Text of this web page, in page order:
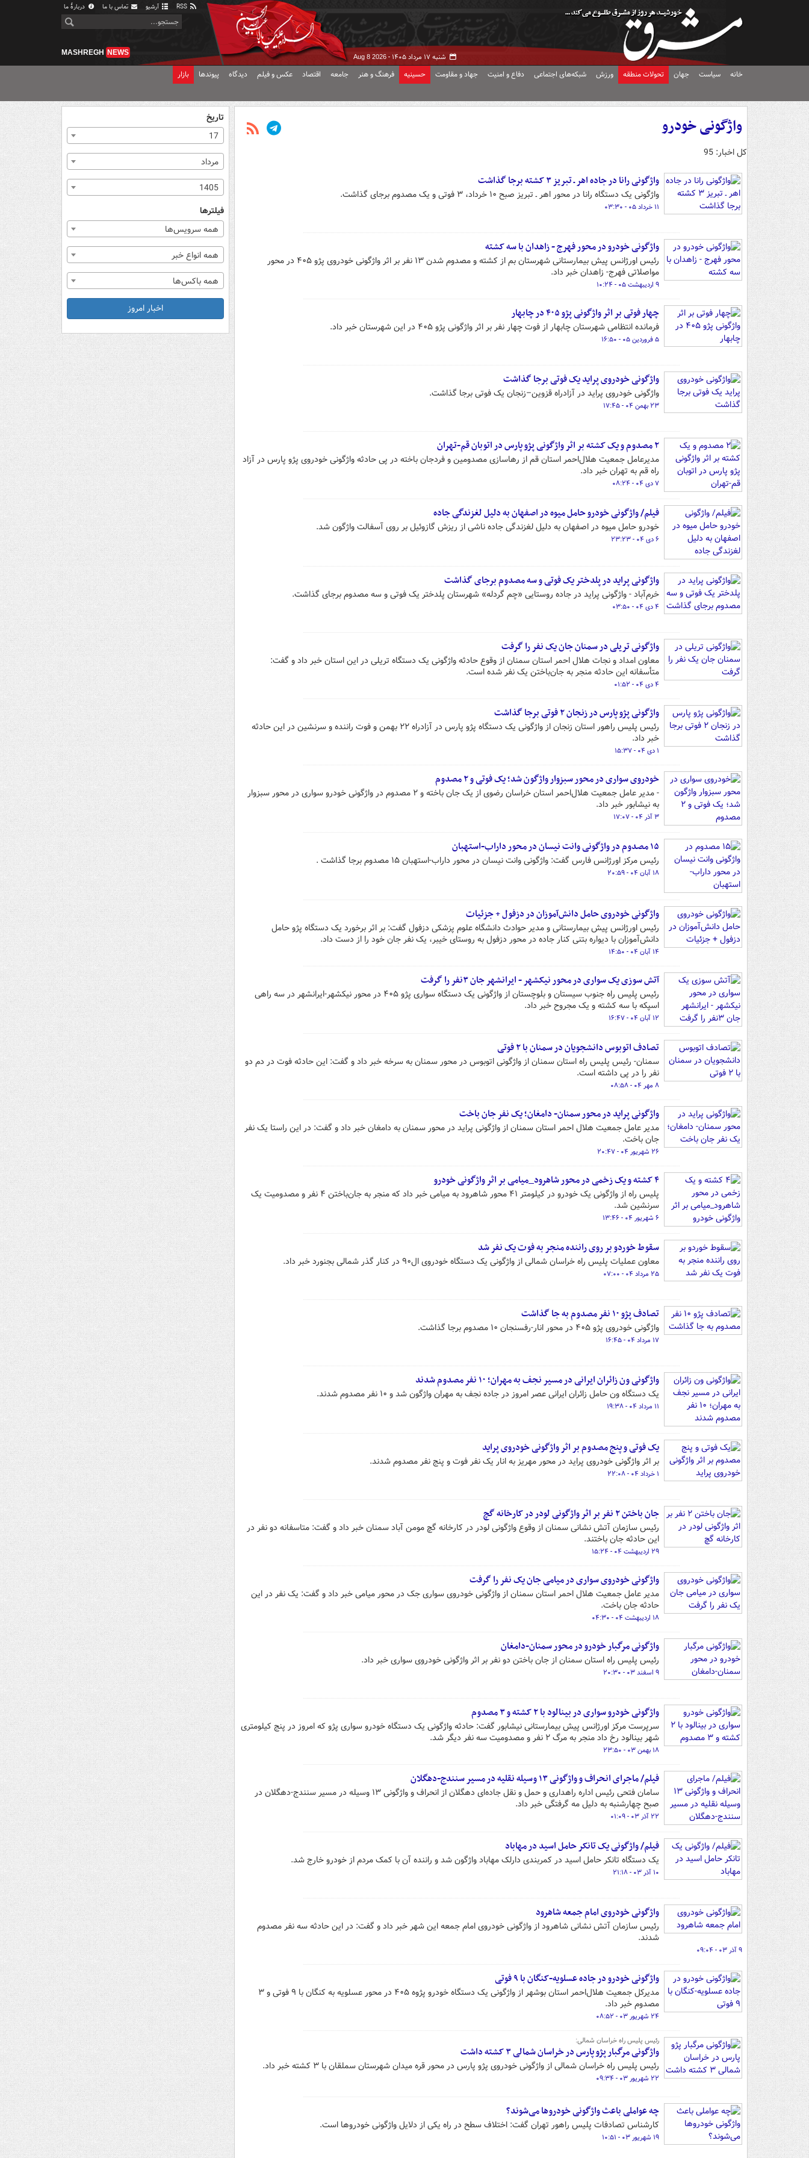
آرشیو تماس با ما دربارهٔ ما
شنبه ۱۷ مرداد ۱۴۰۵ - Aug 8 2026
MASHREGH NEWS
خانه سیاست جهان تحولات منطقه ورزش شبکه‌های اجتماعی دفاع و امنیت جهاد و مقاومت حسینیه فرهنگ و هنر جامعه اقتصاد عکس و فیلم دیدگاه پیوندها بازار
واژگونی خودرو
کل اخبار: 95
واژگونی رانا در جاده اهر ـ تبریز ۳ کشته برجا گذاشت
واژگونی یک دستگاه رانا در محور اهر ـ تبریز صبح ۱۰ خرداد، ۳ فوتی و یک مصدوم برجای گذاشت.
۱۱ خرداد ۰۵ - ۰۳:۳۰
واژگونی خودرو در محور فهرج - زاهدان با سه کشته
رئیس اورژانس پیش بیمارستانی شهرستان بم از کشته و مصدوم شدن ۱۳ نفر بر اثر واژگونی خودروی پژو ۴۰۵ در محور
مواصلاتی فهرج- زاهدان خبر داد.
۹ اردیبهشت ۰۵ - ۱۰:۲۴
چهار فوتی بر اثر واژگونی پژو ۴۰۵ در چابهار
فرمانده انتظامی شهرستان چابهار از فوت چهار نفر بر اثر واژگونی پژو ۴۰۵ در این شهرستان خبر داد.
۵ فروردین ۰۵ - ۱۶:۵۰
واژگونی خودروی پراید یک فوتی برجا گذاشت
واژگونی خودروی پراید در آزادراه قزوین–زنجان یک فوتی برجا گذاشت.
۲۳ بهمن ۰۴ - ۱۷:۴۵
۲ مصدوم و یک کشته بر اثر واژگونی پژو پارس در اتوبان قم-تهران
مدیرعامل جمعیت هلال‌احمر استان قم از رهاسازی مصدومین و فردجان باخته در پی حادثه واژگونی خودروی پژو پارس در آزاد
راه قم به تهران خبر داد.
۷ دی ۰۴ - ۰۸:۲۴
فیلم/ واژگونی خودرو حامل میوه در اصفهان به دلیل لغزندگی جاده
خودرو حامل میوه در اصفهان به دلیل لغزندگی جاده ناشی از ریزش گازوئیل بر روی آسفالت واژگون شد.
۶ دی ۰۴ - ۲۳:۲۳
واژگونی پراید در پلدختر یک فوتی و سه مصدوم برجای گذاشت
خرم‌آباد - واژگونی پراید در جاده روستایی «چم گردله» شهرستان پلدختر یک فوتی و سه مصدوم برجای گذاشت.
۴ دی ۰۴ - ۰۳:۵۰
واژگونی تریلی در سمنان جان یک نفر را گرفت
معاون امداد و نجات هلال احمر استان سمنان از وقوع حادثه واژگونی یک دستگاه تریلی در این استان خبر داد و گفت:
متأسفانه این حادثه منجر به جان‌باختن یک نفر شده است.
۴ دی ۰۴ - ۰۱:۵۲
واژگونی پژو پارس در زنجان ۲ فوتی برجا گذاشت
رئیس پلیس راهور استان زنجان از واژگونی یک دستگاه پژو پارس در آزادراه ۲۲ بهمن و فوت راننده و سرنشین در این حادثه
خبر داد.
۱ دی ۰۴ - ۱۵:۳۷
خودروی سواری در محور سبزوار واژگون شد؛ یک فوتی و ۲ مصدوم
- مدیر عامل جمعیت هلال‌احمر استان خراسان رضوی از یک جان باخته و ۲ مصدوم در واژگونی خودرو سواری در محور سبزوار
به نیشابور خبر داد.
۳ آذر ۰۴ - ۱۷:۰۷
۱۵ مصدوم در واژگونی وانت نیسان در محور داراب-استهبان
رئیس مرکز اورژانس فارس گفت: واژگونی وانت نیسان در محور داراب-استهبان ۱۵ مصدوم برجا گذاشت .
۱۸ آبان ۰۴ - ۲۰:۵۹
واژگونی خودروی حامل دانش‌آموزان در دزفول + جزئیات
رئیس اورژانس پیش بیمارستانی و مدیر حوادث دانشگاه علوم پزشکی دزفول گفت: بر اثر برخورد یک دستگاه پژو حامل
دانش‌آموزان با دیواره بتنی کنار جاده در محور دزفول به روستای خیبر، یک نفر جان خود را از دست داد.
۱۴ آبان ۰۴ - ۱۴:۵۰
آتش سوزی یک سواری در محور نیکشهر - ایرانشهر جان ۳نفر را گرفت
رئیس پلیس راه جنوب سیستان و بلوچستان از واژگونی یک دستگاه سواری پژو ۴۰۵ در محور نیکشهر-ایرانشهر در سه راهی
اسپکه با سه کشته و یک مجروح خبر داد.
۱۲ آبان ۰۴ - ۱۶:۴۷
تصادف ‌اتوبوس دانشجویان در سمنان با ۲ فوتی
سمنان- رئیس پلیس راه استان سمنان از واژگونی اتوبوس در محور سمنان به سرخه خبر داد و گفت: این حادثه فوت در دم دو
نفر را در پی داشته است.
۸ مهر ۰۴ - ۰۸:۵۸
واژگونی پراید در محور سمنان- دامغان؛ یک نفر جان باخت
مدیر عامل جمعیت هلال احمر استان سمنان از واژگونی پراید در محور سمنان به دامغان خبر داد و گفت: در این راستا یک نفر
جان باخت.
۲۶ شهریور ۰۴ - ۲۰:۴۷
۴ کشته و یک زخمی در محور شاهرود_میامی بر اثر واژگونی خودرو
پلیس راه از واژگونی یک خودرو در کیلومتر ۴۱ محور شاهرود به میامی خبر داد که منجر به جان‌باختن ۴ نفر و مصدومیت یک
سرنشین شد.
۶ شهریور ۰۴ - ۱۳:۴۶
سقوط خوردو بر روی راننده منجر به فوت یک نفر شد
معاون عملیات پلیس راه خراسان شمالی از واژگونی یک دستگاه خودروی ال۹۰ در کنار گذر شمالی بجنورد خبر داد.
۲۵ مرداد ۰۴ - ۰۷:۰۰
تصادف پژو ۱۰ نفر مصدوم به جا گذاشت
واژگونی خودروی پژو ۴۰۵ در محور انار-رفسنجان ۱۰ مصدوم برجا گذاشت.
۱۷ مرداد ۰۴ - ۱۶:۴۵
واژگونی ون زائران ایرانی در مسیر نجف به مهران؛ ۱۰ نفر مصدوم شدند
یک دستگاه ون حامل زائران ایرانی عصر امروز در جاده نجف به مهران واژگون شد و ۱۰ نفر مصدوم شدند.
۱۱ مرداد ۰۴ - ۱۹:۳۸
یک فوتی و پنج مصدوم بر اثر واژگونی خودروی پراید
بر اثر واژگونی خودروی پراید در محور مهریز به انار یک نفر فوت و پنج نفر مصدوم شدند.
۱ خرداد ۰۴ - ۲۲:۰۸
جان باختن ۲ نفر بر اثر واژگونی لودر در کارخانه گچ
رئیس سازمان آتش نشانی سمنان از وقوع واژگونی لودر در کارخانه گچ مومن آباد سمنان خبر داد و گفت: متاسفانه دو نفر در
این حادثه جان باختند.
۲۹ اردیبهشت ۰۴ - ۱۵:۲۴
واژگونی خودروی سواری در میامی جان یک نفر را گرفت
مدیر عامل جمعیت هلال احمر استان سمنان از واژگونی خودروی سواری جک در محور میامی خبر داد و گفت: یک نفر در این
حادثه جان باخت.
۱۸ اردیبهشت ۰۴ - ۰۴:۳۰
واژگونی مرگبار خودرو در محور سمنان-دامغان
رئیس پلیس راه استان سمنان از جان باختن دو نفر بر اثر واژگونی خودروی سواری خبر داد.
۹ اسفند ۰۳ - ۲۰:۳۰
واژگونی خودرو سواری در بینالود با ۲ کشته و ۳ مصدوم
سرپرست مرکز اورژانس پیش بیمارستانی نیشابور گفت: حادثه واژگونی یک دستگاه خودرو سواری پژو که امروز در پنج کیلومتری
شهر بینالود رخ داد منجر به مرگ ۲ نفر و مصدومیت سه نفر دیگر شد.
۱۸ بهمن ۰۳ - ۲۳:۵۰
فیلم/ ماجرای انحراف و واژگونی ۱۳ وسیله نقلیه در مسیر سنندج-دهگلان
سامان فتحی رئیس اداره راهداری و حمل و نقل جاده‌ای دهگلان از انحراف و واژگونی ۱۳ وسیله در مسیر سنندج-دهگلان در
صبح چهارشنبه به دلیل مه گرفتگی خبر داد.
۲۲ آذر ۰۳ - ۰۱:۰۹
فیلم/ واژگونی یک تانکر حامل اسید در مهاباد
یک دستگاە تانکر حامل اسید در کمربندی دارلک مهاباد واژگون شد و راننده آن با کمک مردم از خودرو خارج شد.
۱۰ آذر ۰۳ - ۲۱:۱۸
واژگونی خودروی امام جمعه شاهرود
رئیس سازمان آتش نشانی شاهرود از واژگونی خودروی امام جمعه این شهر خبر داد و گفت: در این حادثه سه نفر مصدوم
شدند.
۹ آذر ۰۳ - ۰۹:۰۴
واژگونی خودرو در جاده عسلویه-کنگان با ۹ فوتی
مدیرکل جمعیت هلال‌احمر استان بوشهر از واژگونی یک دستگاه خودرو پژوه ۴۰۵ در محور عسلویه به کنگان با ۹ فوتی و ۳
مصدوم خبر داد.
۲۴ شهریور ۰۳ - ۰۸:۵۲
رئیس پلیس راه خراسان شمالی:
واژگونی مرگبار پژو پارس در خراسان شمالی ۳ کشته داشت
رئیس پلیس راه خراسان شمالی از واژگونی خودروی پژو پارس در محور قره میدان شهرستان سملقان با ۳ کشته خبر داد.
۲۲ شهریور ۰۳ - ۰۹:۳۴
چه عواملی باعث واژگونی خودروها می‌شوند؟
کارشناس تصادفات پلیس راهور تهران گفت: اختلاف سطح در راه یکی از دلایل واژگونی خودروها است.
۱۹ شهریور ۰۳ - ۱۰:۵۱
تاریخ
17
مرداد
1405
فیلترها
همه سرویس‌ها
همه انواع خبر
همه باکس‌ها
اخبار امروز